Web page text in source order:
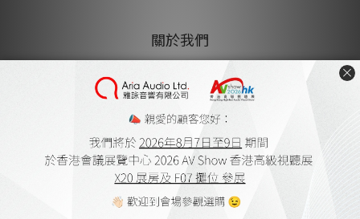
關於我們
雅詠音響
家庭影院設計及工程
送貨及付款方式
網上購物流程
保養細則
登記保養
條款及細則
無障礙聲明
私隠政策